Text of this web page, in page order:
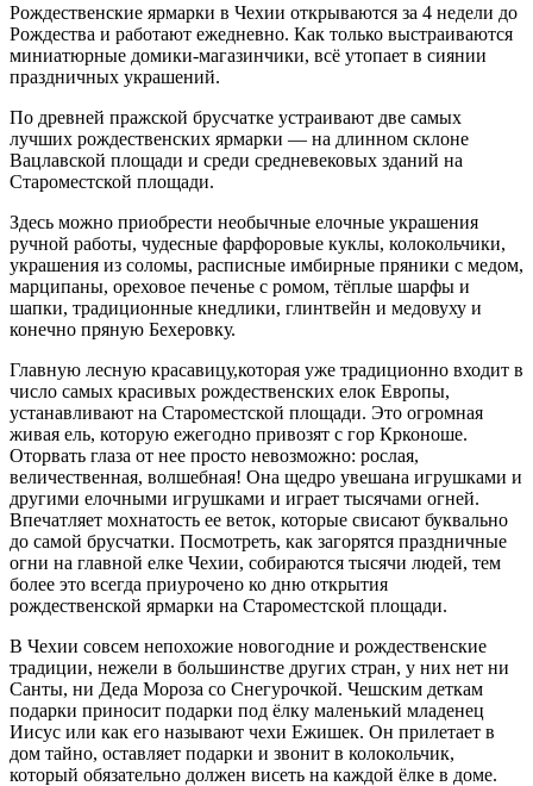
Рождественские ярмарки в Чехии открываются за 4 недели до
Рождества и работают ежедневно. Как только выстраиваются
миниатюрные домики-магазинчики, всё утопает в сиянии
праздничных украшений.
По древней пражской брусчатке устраивают две самых
лучших рождественских ярмарки — на длинном склоне
Вацлавской площади и среди средневековых зданий на
Староместской площади.
Здесь можно приобрести необычные елочные украшения
ручной работы, чудесные фарфоровые куклы, колокольчики,
украшения из соломы, расписные имбирные пряники с медом,
марципаны, ореховое печенье с ромом, тёплые шарфы и
шапки, традиционные кнедлики, глинтвейн и медовуху и
конечно пряную Бехеровку.
Главную лесную красавицу,которая уже традиционно входит в
число самых красивых рождественских елок Европы,
устанавливают на Староместской площади. Это огромная
живая ель, которую ежегодно привозят с гор Крконоше.
Оторвать глаза от нее просто невозможно: рослая,
величественная, волшебная! Она щедро увешана игрушками и
другими елочными игрушками и играет тысячами огней.
Впечатляет мохнатость ее веток, которые свисают буквально
до самой брусчатки. Посмотреть, как загорятся праздничные
огни на главной елке Чехии, собираются тысячи людей, тем
более это всегда приурочено ко дню открытия
рождественской ярмарки на Староместской площади.
В Чехии совсем непохожие новогодние и рождественские
традиции, нежели в большинстве других стран, у них нет ни
Санты, ни Деда Мороза со Снегурочкой. Чешским деткам
подарки приносит подарки под ёлку маленький младенец
Иисус или как его называют чехи Ежишек. Он прилетает в
дом тайно, оставляет подарки и звонит в колокольчик,
который обязательно должен висеть на каждой ёлке в доме.